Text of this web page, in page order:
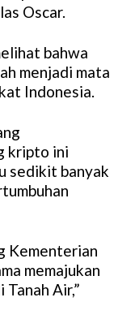
Oscar.
bahwa
menjadi mata
Indonesia.
kripto ini
sedikit banyak
Kementerian
memajukan
Air,”